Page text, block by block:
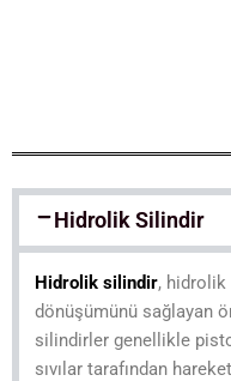
Hidrolik Silindir
Hidrolik silindir, hidrolik
dönüşümünü sağlayan
silindirler genellikle
sıvılar tarafından